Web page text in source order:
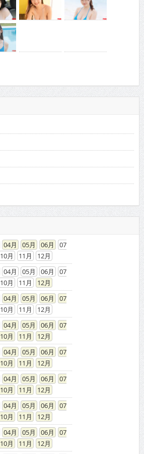
04 05 06
07
10 11
12
04 05 06
07
10 11
12
04 05 06
07
10 11
12
04 05 06
07
10 11
12
04 05 06
07
10 11
12
04 05 06
07
10 11
12
04 05 06
07
10 11
12
04 05 06
07
10 11
12